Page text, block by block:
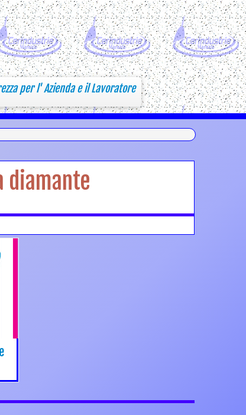
per l' Azienda e il Lavoratore
diamante